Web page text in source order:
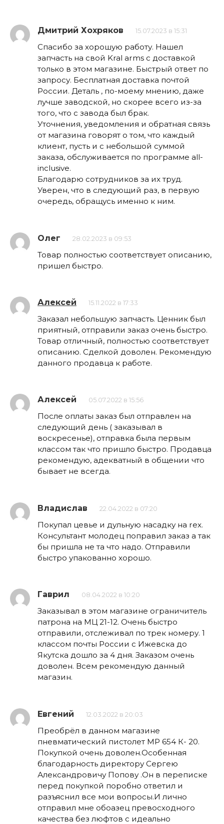
Дмитрий Хохряков 15.07.2023 в 15:31
Спасибо за хорошую работу. Нашел
запчасть на свой Kral arms с доставкой
только в этом магазине. Быстрый ответ по
запросу. Бесплатная доставка почтой
России. Деталь , по-моему мнению, даже
лучше заводской, но скорее всего из-за
того, что с завода был брак.
Уточнения, уведомления и обратная связь
от магазина говорят о том, что каждый
клиент, пусть и с небольшой суммой
заказа, обслуживается по программе all-
inclusive.
Благодарю сотрудников за их труд.
Уверен, что в следующий раз, в первую
очередь, обращусь именно к ним.
Олег 28.02.2023 в 09:53
Товар полностью соответствует описанию,
пришел быстро.
Алексей 15.11.2022 в 17:33
Заказал небольшую запчасть. Ценник был
приятный, отправили заказ очень быстро.
Товар отличный, полностью соответствует
описанию. Сделкой доволен. Рекомендую
данного продавца к работе.
Алексей 05.07.2022 в 15:56
После оплаты заказ был отправлен на
следующий день ( заказывал в
воскресенье), отправка была первым
классом так что пришло быстро. Продавца
рекомендую, адекватный в общении что
бывает не всегда.
Владислав 22.04.2022 в 07:20
Покупал цевье и дульную насадку на rex.
Консультант молодец поправил заказ а так
бы пришла не та что надо. Отправили
быстро упакованно хорошо.
Гаврил 08.04.2022 в 10:20
Заказывал в этом магазине ограничитель
патрона на МЦ 21-12. Очень быстро
отправили, отслеживал по трек номеру. 1
классом почты России с Ижевска до
Якутска дошло за 4 дня. Заказом очень
доволен. Всем рекомендую данный
магазин.
Евгений 12.03.2022 в 20:03
Преобрёл в данном магазине
пневматический пистолет МР 654 К- 20.
Покупкой очень доволен.Особенная
благодарность директору Сергею
Александровичу Попову .Он в переписке
перед покупкой поробно ответил и
разъяснил все мои вопросы.И лично
отправил мне обоазец превосходного
качества без люфтов с идеально